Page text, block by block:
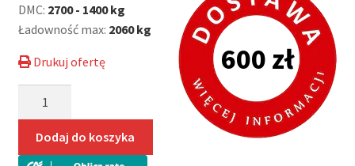
600 zł
DMC: 2700 - 1400 kg
Ładowność max: 2060 kg
Drukuj ofertę
laweta
dwuosiowa,
Dodaj do koszyka